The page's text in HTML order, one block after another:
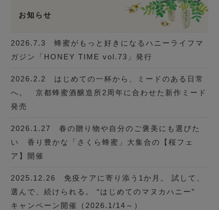
お知らせ
2026.7.3 蜂蜜がもっと好きになるハニーライフマ
ガジン「HONEY TIME vol.73」発行
2026.2.2 はじめての一杯から、ミードのある日常
へ。 京都蜂蜜酒醸造所2周年に合わせた新作ミード
発売
2026.1.27 春の贈り物や自分のご褒美にも選びた
い 香り豊かな「さくら蜂蜜」大集合の【桜フェ
ア】開催
2025.12.26 免疫ケアに寄り添う1か月。 試して、
選んで、続けられる。 “はじめてのマヌカハニー”
キャンペーン開催（2026.1/14～）